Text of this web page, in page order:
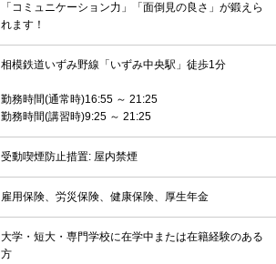
「コミュニケーション力」「面倒見の良さ」が鍛えら
れます！
相模鉄道いずみ野線「いずみ中央駅」徒歩1分
勤務時間(通常時)16:55 ～ 21:25
勤務時間(講習時)9:25 ～ 21:25
受動喫煙防止措置: 屋内禁煙
雇用保険、労災保険、健康保険、厚生年金
大学・短大・専門学校に在学中または在籍経験のある
方